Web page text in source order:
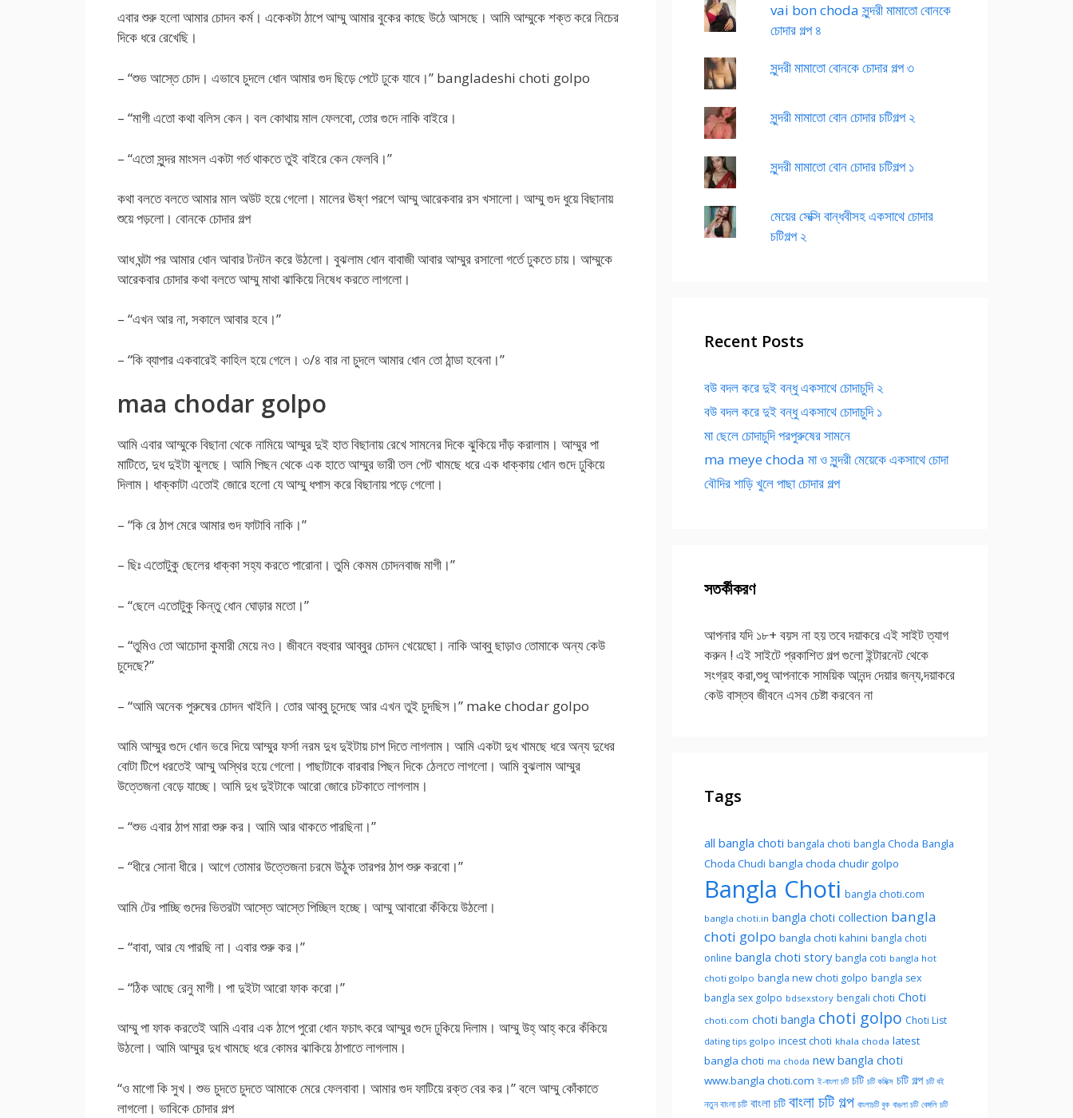
এবার শুরু হলো আমার চোদন কর্ম। একেকটা ঠাপে আম্মু আমার বুকের কাছে উঠে আসছে। আমি আম্মুকে শক্ত করে নিচের
দিকে ধরে রেখেছি।
– “শুভ আস্তে চোদ। এভাবে চুদলে ধোন আমার গুদ ছিড়ে পেটে ঢুকে যাবে।” bangladeshi choti golpo
– “মাগী এতো কথা বলিস কেন। বল কোথায় মাল ফেলবো, তোর গুদে নাকি বাইরে।
– “এতো সুন্দর মাংসল একটা গর্ত থাকতে তুই বাইরে কেন ফেলবি।”
কথা বলতে বলতে আমার মাল অউট হয়ে গেলো। মালের ঊষ্ণ পরশে আম্মু আরেকবার রস খসালো। আম্মু গুদ ধুয়ে বিছানায়
শুয়ে পড়লো। বোনকে চোদার গল্প
আধ ঘন্টা পর আমার ধোন আবার টনটন করে উঠলো। বুঝলাম ধোন বাবাজী আবার আম্মুর রসালো গর্তে ঢুকতে চায়। আম্মুকে
আরেকবার চোদার কথা বলতে আম্মু মাথা ঝাকিয়ে নিষেধ করতে লাগলো।
– “এখন আর না, সকালে আবার হবে।”
– “কি ব্যাপার একবারেই কাহিল হয়ে গেলে। ৩/৪ বার না চুদলে আমার ধোন তো ঠান্ডা হবেনা।”
maa chodar golpo
আমি এবার আম্মুকে বিছানা থেকে নামিয়ে আম্মুর দুই হাত বিছানায় রেখে সামনের দিকে ঝুকিয়ে দাঁড় করালাম। আম্মুর পা
মাটিতে, দুধ দুইটা ঝুলছে। আমি পিছন থেকে এক হাতে আম্মুর ভারী তল পেট খামছে ধরে এক ধাক্কায় ধোন গুদে ঢুকিয়ে
দিলাম। ধাক্কাটা এতোই জোরে হলো যে আম্মু ধপাস করে বিছানায় পড়ে গেলো।
– “কি রে ঠাপ মেরে আমার গুদ ফাটাবি নাকি।”
– ছিঃ এতোটুকু ছেলের ধাক্কা সহ্য করতে পারোনা। তুমি কেমম চোদনবাজ মাগী।”
– “ছেলে এতোটুকু কিন্তু ধোন ঘোড়ার মতো।”
– “তুমিও তো আচোদা কুমারী মেয়ে নও। জীবনে বহুবার আব্বুর চোদন খেয়েছো। নাকি আব্বু ছাড়াও তোমাকে অন্য কেউ
চুদেছে?”
– “আমি অনেক পুরুষের চোদন খাইনি। তোর আব্বু চুদেছে আর এখন তুই চুদছিস।” make chodar golpo
আমি আম্মুর গুদে ধোন ভরে দিয়ে আম্মুর ফর্সা নরম দুধ দুইটায় চাপ দিতে লাগলাম। আমি একটা দুধ খামছে ধরে অন্য দুধের
বোটা টিপে ধরতেই আম্মু অস্থির হয়ে গেলো। পাছাটাকে বারবার পিছন দিকে ঠেলতে লাগলো। আমি বুঝলাম আম্মুর
উত্তেজনা বেড়ে যাচ্ছে। আমি দুধ দুইটাকে আরো জোরে চটকাতে লাগলাম।
– “শুভ এবার ঠাপ মারা শুরু কর। আমি আর থাকতে পারছিনা।”
– “ধীরে সোনা ধীরে। আগে তোমার উত্তেজনা চরমে উঠুক তারপর ঠাপ শুরু করবো।”
আমি টের পাচ্ছি গুদের ভিতরটা আস্তে আস্তে পিচ্ছিল হচ্ছে। আম্মু আবারো কঁকিয়ে উঠলো।
– “বাবা, আর যে পারছি না। এবার শুরু কর।”
– “ঠিক আছে রেনু মাগী। পা দুইটা আরো ফাক করো।”
আম্মু পা ফাক করতেই আমি এবার এক ঠাপে পুরো ধোন ফচাৎ করে আম্মুর গুদে ঢুকিয়ে দিলাম। আম্মু উহ্ আহ্ করে কঁকিয়ে
উঠলো। আমি আম্মুর দুধ খামছে ধরে কোমর ঝাকিয়ে ঠাপাতে লাগলাম।
“ও মাগো কি সুখ। শুভ চুদতে চুদতে আমাকে মেরে ফেলবাবা। আমার গুদ ফাটিয়ে রক্ত বের কর।” বলে আম্মু কোঁকাতে
লাগলো। ভাবিকে চোদার গল্প
vai bon choda সুন্দরী মামাতো বোনকে
চোদার গল্প ৪
সুন্দরী মামাতো বোনকে চোদার গল্প ৩
সুন্দরী মামাতো বোন চোদার চটিগল্প ২
সুন্দরী মামাতো বোন চোদার চটিগল্প ১
মেয়ের সেক্সি বান্ধবীসহ একসাথে চোদার
চটিগল্প ২
Recent Posts
বউ বদল করে দুই বন্ধু একসাথে চোদাচুদি ২
বউ বদল করে দুই বন্ধু একসাথে চোদাচুদি ১
মা ছেলে চোদাচুদি পরপুরুষের সামনে
ma meye choda মা ও সুন্দরী মেয়েকে একসাথে চোদা
বৌদির শাড়ি খুলে পাছা চোদার গল্প
সতর্কীকরণ
আপনার যদি ১৮+ বয়স না হয় তবে দয়াকরে এই সাইট ত্যাগ
করুন ! এই সাইটে প্রকাশিত গল্প গুলো ইন্টারনেট থেকে
সংগ্রহ করা,শুধু আপনাকে সাময়িক আনন্দ দেয়ার জন্য,দয়াকরে
কেউ বাস্তব জীবনে এসব চেষ্টা করবেন না
Tags
all bangla choti bangala choti bangla Choda Bangla
Choda Chudi bangla choda chudir golpo
Bangla Choti bangla choti.com
bangla choti.in bangla choti collection bangla
choti golpo bangla choti kahini bangla choti
online bangla choti story bangla coti bangla hot
choti golpo bangla new choti golpo bangla sex
bangla sex golpo bdsexstory bengali choti Choti
choti.com choti bangla choti golpo Choti List
dating tips golpo incest choti khala choda latest
bangla choti ma choda new bangla choti
www.bangla choti.com ই-বাংলা চটি চটি চটি কমিক্স চটি গল্প চটি বই
নতুন বাংলা চটি বাংলা চটি বাংলা চটি গল্প বাংলাচটি বুক বাঙলা চটি বেঙ্গলি চটি